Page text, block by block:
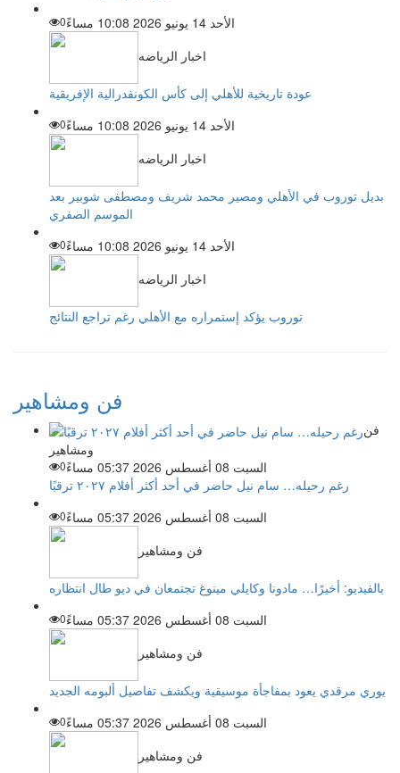
الأحد 14 يونيو 2026 10:08 مساءً
0
اخبار الرياضه
عودة تاريخية للأهلي إلى كأس الكونفدرالية الإفريقية
الأحد 14 يونيو 2026 10:08 مساءً
0
اخبار الرياضه
بديل توروب في الأهلي ومصير محمد شريف ومصطفى شوبير بعد
الموسم الصفري
الأحد 14 يونيو 2026 10:08 مساءً
0
اخبار الرياضه
توروب يؤكد إستمراره مع الأهلي رغم تراجع النتائج
فن ومشاهير
فن
ومشاهير
السبت 08 أغسطس 2026 05:37 مساءً
0
رغم رحيله… سام نيل حاضر في أحد أكثر أفلام ٢٠٢٧ ترقبًا
السبت 08 أغسطس 2026 05:37 مساءً
0
فن ومشاهير
بالفيديو: أخيرًا… مادونا وكايلي مينوغ تجتمعان في ديو طال انتظاره
السبت 08 أغسطس 2026 05:37 مساءً
0
فن ومشاهير
يوري مرقدي يعود بمفاجأة موسيقية ويكشف تفاصيل ألبومه الجديد
السبت 08 أغسطس 2026 05:37 مساءً
0
فن ومشاهير